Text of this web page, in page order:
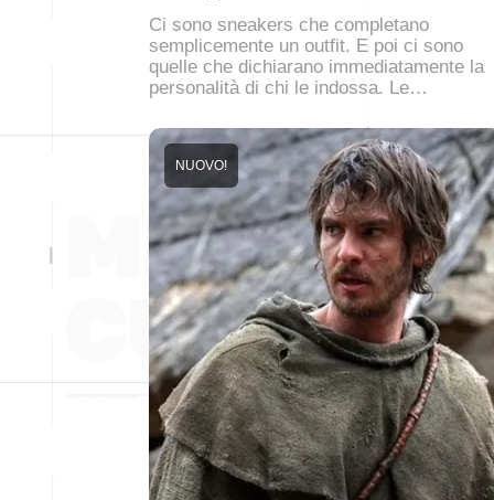
Ci sono sneakers che completano
semplicemente un outfit. E poi ci sono
quelle che dichiarano immediatamente la
personalità di chi le indossa. Le…
NUOVO!